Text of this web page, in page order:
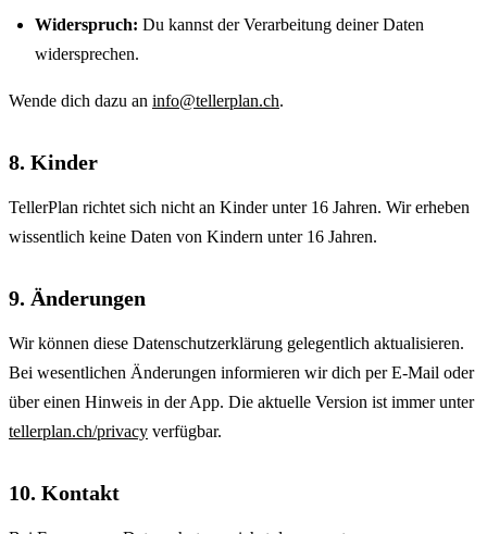
Widerspruch: Du kannst der Verarbeitung deiner Daten
widersprechen.
Wende dich dazu an info@tellerplan.ch.
8. Kinder
TellerPlan richtet sich nicht an Kinder unter 16 Jahren. Wir erheben
wissentlich keine Daten von Kindern unter 16 Jahren.
9. Änderungen
Wir können diese Datenschutzerklärung gelegentlich aktualisieren.
Bei wesentlichen Änderungen informieren wir dich per E-Mail oder
über einen Hinweis in der App. Die aktuelle Version ist immer unter
tellerplan.ch/privacy verfügbar.
10. Kontakt